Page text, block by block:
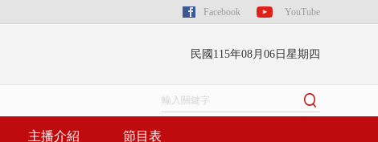
Facebook YouTube
民國115年08月06日星期四
主播介紹 節目表